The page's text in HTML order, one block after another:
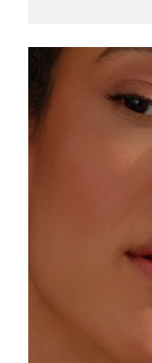
Eslovaquia
Eslovenia
Sudáfrica